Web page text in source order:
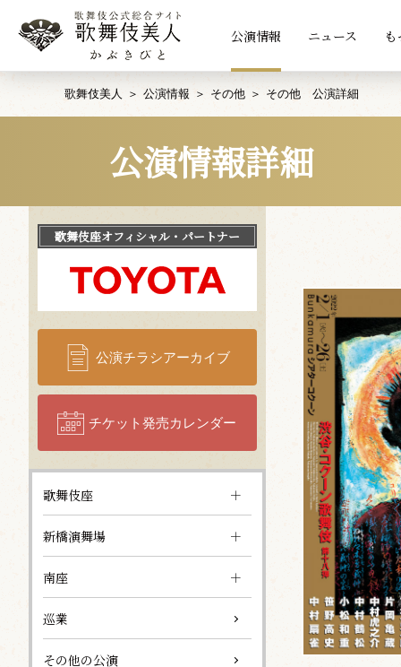
公演情報 ニュース
歌舞伎美人 公演情報 その他 その他 公演詳細
公演情報詳細
歌舞伎座オフィシャル・パートナー
公演チラシアーカイブ
チケット発売カレンダー
歌舞伎座
新橋演舞場
南座
巡業
その他の公演